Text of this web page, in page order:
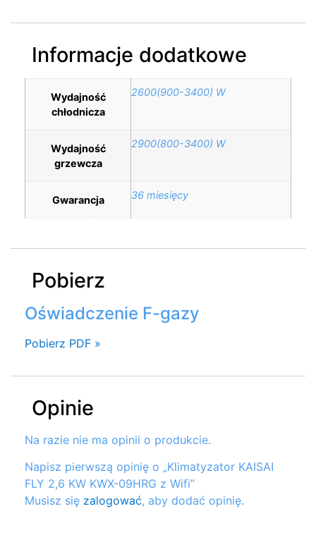
Informacje dodatkowe
Wydajność
chłodnicza
2600(900-3400) W
Wydajność
grzewcza
2900(800-3400) W
Gwarancja 36 miesięcy
Pobierz
Oświadczenie F-gazy
Pobierz PDF »
Opinie
Na razie nie ma opinii o produkcie.
Napisz pierwszą opinię o „Klimatyzator KAISAI
FLY 2,6 KW KWX-09HRG z Wifi”
Musisz się zalogować, aby dodać opinię.